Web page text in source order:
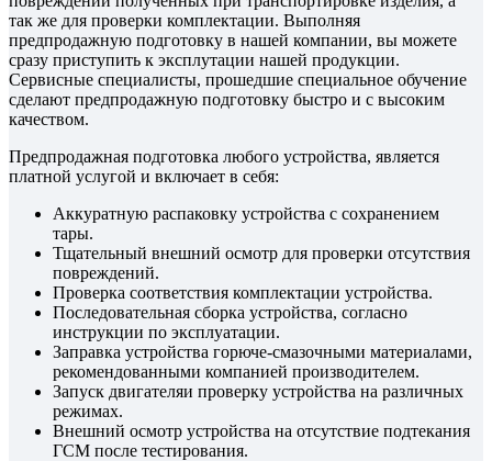
так же для проверки комплектации. Выполняя
предпродажную подготовку в нашей компании, вы можете
сразу приступить к эксплутации нашей продукции.
Сервисные специалисты, прошедшие специальное обучение
сделают предпродажную подготовку быстро и с высоким
качеством.
Предпродажная подготовка любого устройства, является
платной услугой и включает в себя:
Аккуратную распаковку устройства с сохранением
тары.
Тщательный внешний осмотр для проверки отсутствия
повреждений.
Проверка соответствия комплектации устройства.
Последовательная сборка устройства, согласно
инструкции по эксплуатации.
Заправка устройства горюче-смазочными материалами,
рекомендованными компанией производителем.
Запуск двигателяи проверку устройства на различных
режимах.
Внешний осмотр устройства на отсутствие подтекания
ГСМ после тестирования.